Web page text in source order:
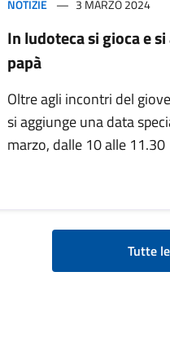
NOTIZIE 3 MARZO 2024
In ludoteca si gioca e
papà
Oltre agli incontri del
si aggiunge una data
marzo, dalle 10 alle 11.30
Tutte